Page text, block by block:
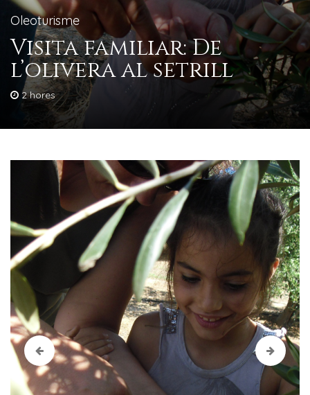
Oleoturisme
Visita familiar: De
l’olivera al setrill
2 hores